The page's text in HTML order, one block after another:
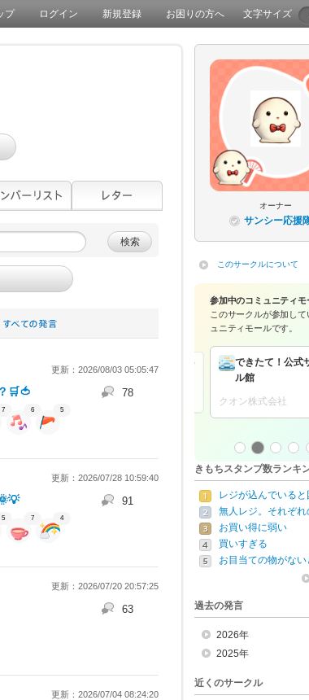
プ ログイン 新規登録 お困りの方へ 文字サイズ
検索
更新：2026/08/03 05:05:47
🛒🍅 78
7 6 5
更新：2026/07/28 10:59:40
91
5 7 4
更新：2026/07/20 20:57:25
63
更新：2026/07/04 08:24:20
オーナー
サンシー応援
このサークルについて
参加中のコミュニティモ
このサークルが参加して
ュニティモールです。
ナビトークルーム
アスピレテック
ゆるナビコミュニティ
クオン株式会社
できたて！公式
ル館
クオン株式会社
きもちスタンプ数ランキ
レジが込んでいる
無人レジ。それぞ
お買い得に弱い
買いすぎる
お目当ての物がな
過去の発言
2026年
2025年
近くのサークル